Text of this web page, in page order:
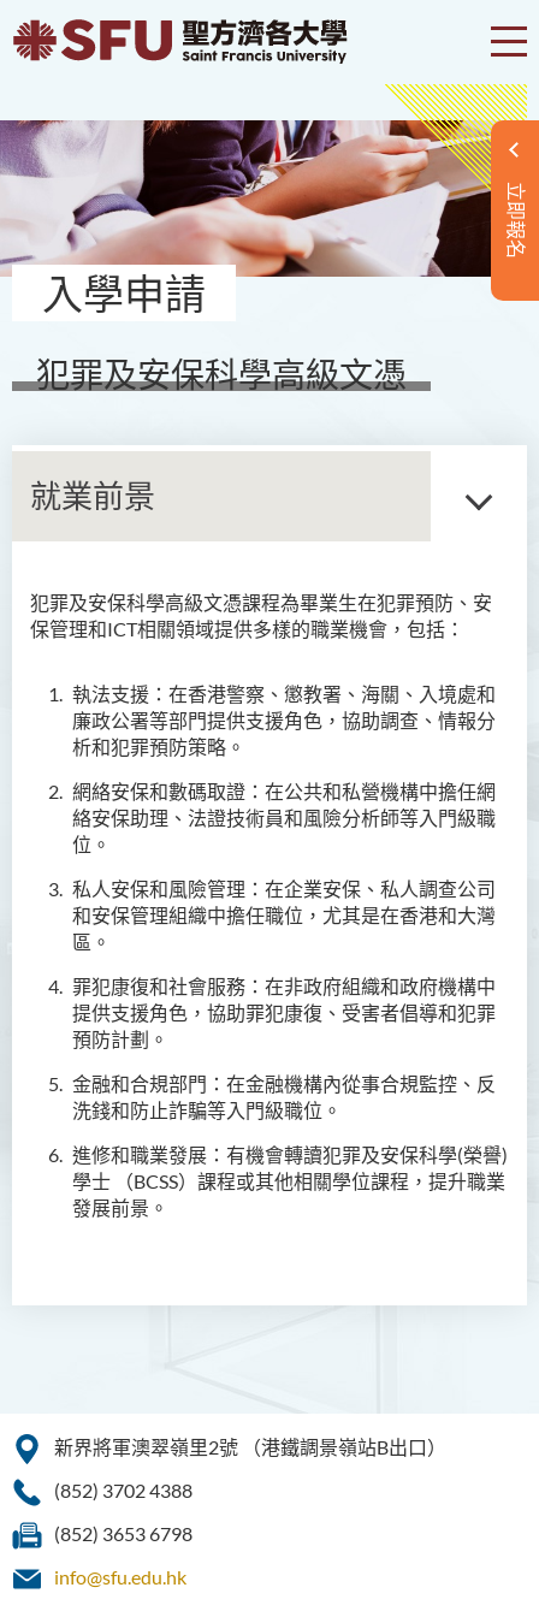
立即報名
入學申請
犯罪及安保科學高級文憑
就業前景
犯罪及安保科學高級文憑課程為畢業生在犯罪預防、安
保管理和ICT相關領域提供多樣的職業機會，包括：
執法支援：在香港警察、懲教署、海關、入境處和
廉政公署等部門提供支援角色，協助調查、情報分
析和犯罪預防策略。
網絡安保和數碼取證：在公共和私營機構中擔任網
絡安保助理、法證技術員和風險分析師等入門級職
位。
私人安保和風險管理：在企業安保 、私人調查公司
和安保管理組織中擔任職位，尤其是在香港和大灣
區。
罪犯康復和社會服務：在非政府組織和政府機構中
提供支援角色，協助罪犯康復、受害者倡導和犯罪
預防計劃。
金融和合規部門：在金融機構內從事合規監控、反
洗錢和防止詐騙等入門級職位。
進修和職業發展：有機會轉讀犯罪及安保科學(榮譽)
學士 （BCSS）課程或其他相關學位課程，提升職業
發展前景。
商務學副學士
級文憑 (全日制/兼讀制)
犯罪及安保科學高級文憑
簡介
課程目標
課程學習成果
就業前景
學費
畢業生特質
查詢
新界將軍澳翠嶺里2號
（港鐵調景嶺站B出口）
(852) 3702 4388
(852) 3653 6798
info@sfu.edu.hk